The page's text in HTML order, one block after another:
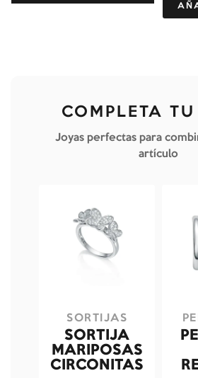
COMPLETA
Joyas perfectas para
artículo
SORTIJAS
SORTIJA
MARIPOSAS
CIRCONITAS